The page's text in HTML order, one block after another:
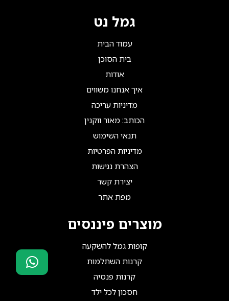
גמל נט
עמוד הבית
בית הסוכן
אודות
איך אנחנו משווים
מדיניות עריכה
הכותב: מאור ווקנין
תנאי השימוש
מדיניות הפרטיות
הצהרת נגישות
יצירת קשר
מפת אתר
מוצרים פיננסים
קופות גמל להשקעה
קרנות השתלמות
קרנות פנסיה
חסכון לכל ילד